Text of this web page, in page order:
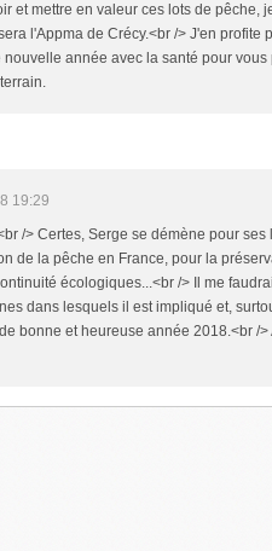
et mettre en valeur ces lots de pêche,
l'Appma de Crécy.<br /> J'en profite
année avec la santé pour
19:29
/> Certes, Serge se démène pour
de la pêche en France, pour la
écologiques...<br /> Il me
dans lesquels il est impliqué et,
bonne et heureuse année 2018.<br />